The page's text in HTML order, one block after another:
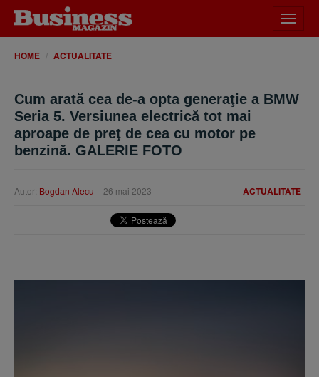
meniu
HOME ACTUALITATE
Cum arată cea de-a opta generaţie a BMW
Seria 5. Versiunea electrică tot mai
aproape de preţ de cea cu motor pe
benzină. GALERIE FOTO
ACTUALITATE
Autor: Bogdan Alecu 26 mai 2023